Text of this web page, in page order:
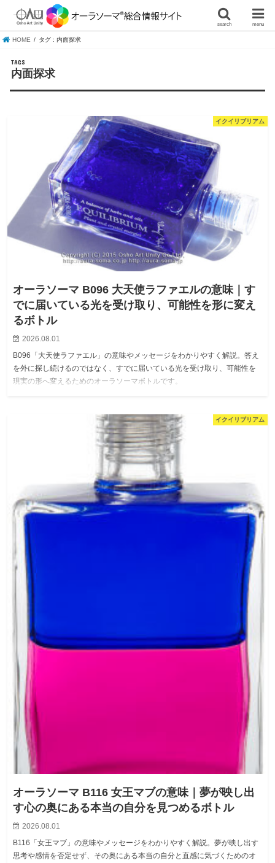
search menu
HOME タグ : 内面探求
内面探求
イクイリブリアム
オーラソーマ B096 大天使ラファエルの意味｜す
でに届いている光を受け取り、可能性を形に変え
るボトル
2026.08.01
B096「大天使ラファエル」の意味やメッセージをわかりやすく解説。答え
を外に探し続けるのではなく、すでに届いている光を受け取り、可能性を
現実の形へ変えるためのオーラソーマボトルです。
イクイリブリアム
オーラソーマ B116 女王マブの意味｜夢が映し出
す心の奥にある本当の自分を見つめるボトル
2026.08.01
B116「女王マブ」の意味やメッセージをわかりやすく解説。夢が映し出す
思考や感情を否定せず、その奥にある本当の自分と直感に気づくためのオ